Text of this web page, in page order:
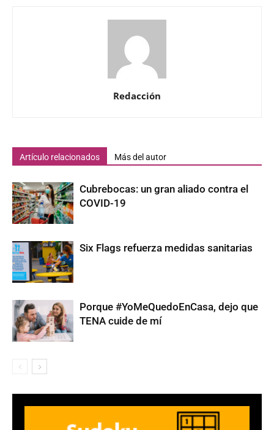
Redacción
Artículo relacionados Más del autor
Cubrebocas: un gran aliado contra el
COVID-19
Six Flags refuerza medidas sanitarias
Porque #YoMeQuedoEnCasa, dejo que
TENA cuide de mí